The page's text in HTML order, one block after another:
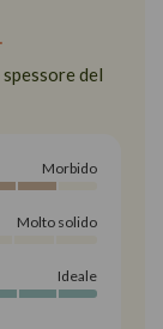
del
Morbido
Molto solido
Ideale